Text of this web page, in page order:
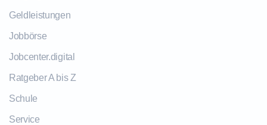
Geldleistungen
Jobbörse
Jobcenter.digital
Ratgeber A bis Z
Schule
Service